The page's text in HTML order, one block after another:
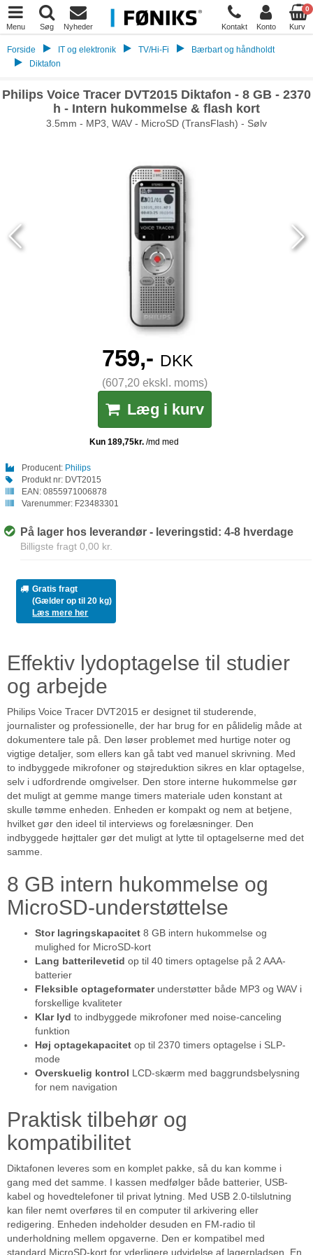
Menu Søg Nyheder Kontakt Konto
0
Kurv
Forside IT og elektronik TV/Hi-Fi
Bærbart og håndholdt
Diktafon
Philips Voice Tracer DVT2015 Diktafon - 8 GB - 2370
h - Intern hukommelse & flash kort
3.5mm - MP3, WAV - MicroSD (TransFlash) - Sølv
759,- DKK
(607,20 ekskl. moms)
Læg i kurv
Producent: Philips
Produkt nr: DVT2015
EAN: 0855971006878
Varenummer: F23483301
På lager hos leverandør - leveringstid: 4-8 hverdage
Billigste fragt 0,00 kr.
Gratis fragt
(Gælder op til 20 kg)
Læs mere her
Effektiv lydoptagelse til studier
og arbejde
Philips Voice Tracer DVT2015 er designet til studerende,
journalister og professionelle, der har brug for en pålidelig måde at
dokumentere tale på. Den løser problemet med hurtige noter og
vigtige detaljer, som ellers kan gå tabt ved manuel skrivning. Med
to indbyggede mikrofoner og støjreduktion sikres en klar optagelse,
selv i udfordrende omgivelser. Den store interne hukommelse gør
det muligt at gemme mange timers materiale uden konstant at
skulle tømme enheden. Enheden er kompakt og nem at betjene,
hvilket gør den ideel til interviews og forelæsninger. Den
indbyggede højttaler gør det muligt at lytte til optagelserne med det
samme.
8 GB intern hukommelse og
MicroSD-understøttelse
Stor lagringskapacitet 8 GB intern hukommelse og
mulighed for MicroSD-kort
Lang batterilevetid op til 40 timers optagelse på 2 AAA-
batterier
Fleksible optageformaterunderstøtter både MP3 og WAV i
forskellige kvaliteter
Klar lyd to indbyggede mikrofoner med noise-canceling
funktion
Høj optagekapacitet op til 2370 timers optagelse i SLP-
mode
Overskuelig kontrol LCD-skærm med baggrundsbelysning
for nem navigation
Praktisk tilbehør og
kompatibilitet
Diktafonen leveres som en komplet pakke, så du kan komme i
gang med det samme. I kassen medfølger både batterier, USB-
kabel og hovedtelefoner til privat lytning. Med USB 2.0-tilslutning
kan filer nemt overføres til en computer til arkivering eller
redigering. Enheden indeholder desuden en FM-radio til
underholdning mellem opgaverne. Den er kompatibel med
standard MicroSD-kort for yderligere udvidelse af lagerpladsen. En